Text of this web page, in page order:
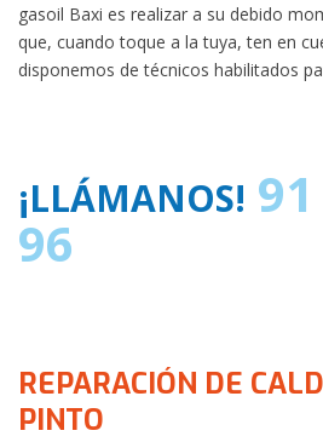
gasoil Baxi es realizar a su debido
que, cuando toque a la tuya, ten en
disponemos de técnicos habilitados
¡LLÁMANOS!
96
REPARACIÓN DE
PINTO